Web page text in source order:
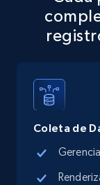
more.
Place id,
Address,
Coleta de